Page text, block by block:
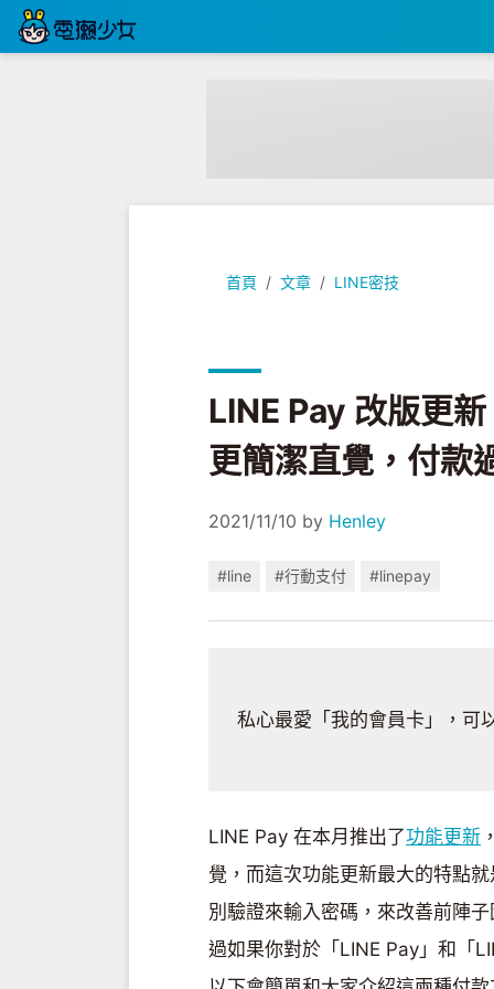
首頁 文章 LINE密技
LINE Pay 改版更新！新功能重點
LINE Pay 改版更
更簡潔直覺，付款
2021/11/10 by Henley
#line #行動支付 #linepay
私心最愛「我的會員卡」，可
LINE Pay 在本月推出了功能更新
覺，而這次功能更新最大的特點
別驗證來輸入密碼，來改善前陣
過如果你對於「LINE Pay」和「